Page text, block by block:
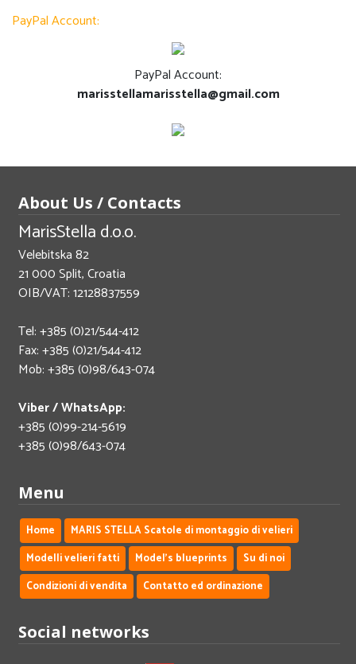
PayPal Account:
PayPal Account:
marisstellamarisstella@gmail.com
About Us / Contacts
MarisStella d.o.o.
Velebitska 82
21 000 Split, Croatia
OIB/VAT: 12128837559
Tel: +385 (0)21/544-412
Fax: +385 (0)21/544-412
Mob: +385 (0)98/643-074
Viber / WhatsApp:
+385 (0)99-214-5619
+385 (0)98/643-074
Menu
Home
MARIS STELLA Scatole di montaggio di velieri
Modelli velieri fatti
Model's blueprints
Su di noi
Condizioni di vendita
Contatto ed ordinazione
Social networks